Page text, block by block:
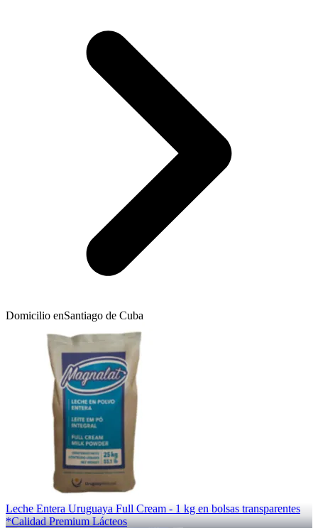
Domicilio enSantiago de Cuba
Leche Entera Uruguaya Full Cream - 1 kg en bolsas transparentes
*Calidad Premium Lácteos